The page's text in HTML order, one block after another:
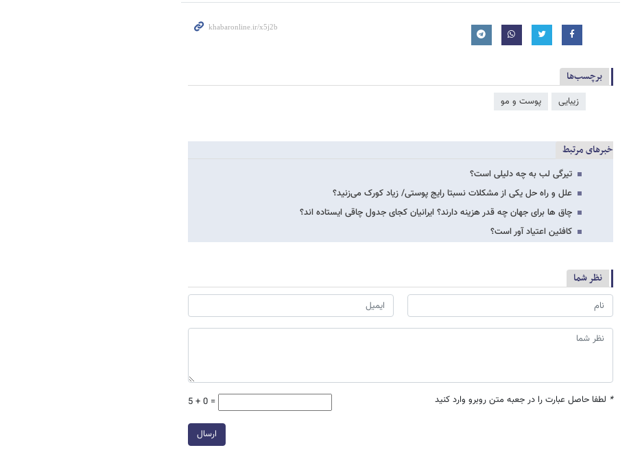
برچسب‌ها
زیبایی پوست و مو
خبرهای مرتبط
تیرگی لب به چه دلیلی است؟
علل و راه حل یکی از مشکلات نسبتا رایج پوستی/ زیاد کورک می‌زنید؟
چاق ها برای جهان چه قدر هزینه دارند؟ ایرانیان کجای جدول چاقی ایستاده اند؟
کافئین اعتیاد آور است؟
نظر شما
* لطفا حاصل عبارت را در جعبه متن روبرو وارد کنید 5 + 0 =
ارسال